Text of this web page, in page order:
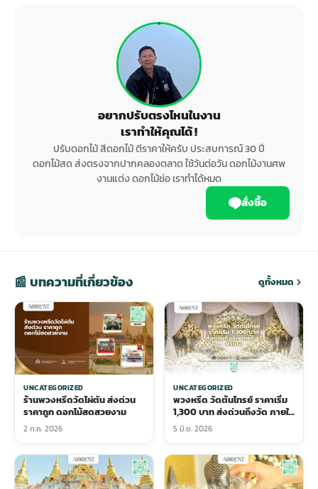
อยากปรับตรงไหนในงาน
เราทำให้คุณได้ !
ปรับดอกไม้ สีดอกไม้ ตีราคาให้ครับ ประสบการณ์ 30 ปี
ดอกไม้สด ส่งตรงจากปากคลองตลาด ใช้วันต่อวัน ดอกไม้งานศพ
งานแต่ง ดอกไม้ช่อ เราทำได้หมด
สั่งซื้อ
📰 บทความที่เกี่ยวข้อง ดูทั้งหมด
UNCATEGORIZED
ร้านพวงหรีดวัดไผ่ตัน ส่งด่วน
ราคาถูก ดอกไม้สดสวยงาม
2 ก.ค. 2026
UNCATEGORIZED
พวงหรีด วัดต้นไทรย์ ราคาเริ่ม
1,300 บาท ส่งด่วนถึงวัด ภายใน
3 ชั่วโมง
5 มิ.ย. 2026